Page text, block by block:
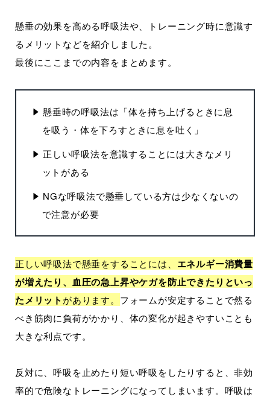
懸垂の効果を高める呼吸法や、トレーニング時に意識す
るメリットなどを紹介しました。
最後にここまでの内容をまとめます。
懸垂時の呼吸法は「体を持ち上げるときに息
を吸う・体を下ろすときに息を吐く」
正しい呼吸法を意識することには大きなメリ
ットがある
NGな呼吸法で懸垂している方は少なくないの
で注意が必要
正しい呼吸法で懸垂をすることには、 エネルギー消費量
が増えたり、血圧の急上昇やケガを防止できたりといっ
たメリット があります。 フォームが安定することで然る
べき筋肉に負荷がかかり、体の変化が起きやすいことも
大きな利点です。
反対に、呼吸を止めたり短い呼吸をしたりすると、非効
率的で危険なトレーニングになってしまいます。呼吸は